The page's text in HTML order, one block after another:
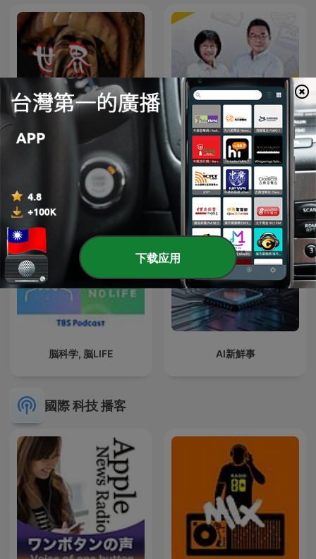
世界奇闻录 | 未解之谜 | 宇宙
探索 |异闻奇事
科技行腳
脳科学, 脳LIFE AI新鮮事
國際 科技 播客
下载应用